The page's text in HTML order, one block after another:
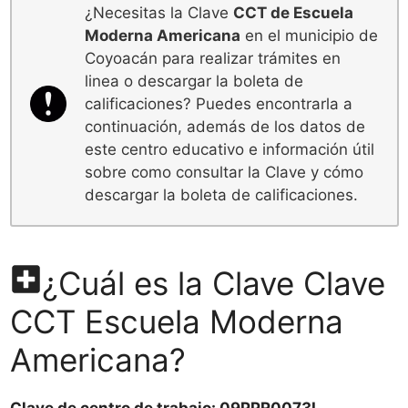
¿Necesitas la Clave CCT de Escuela
Moderna Americana en el municipio de
Coyoacán para realizar trámites en
linea o descargar la boleta de
calificaciones? Puedes encontrarla a
continuación, además de los datos de
este centro educativo e información útil
sobre como consultar la Clave y cómo
descargar la boleta de calificaciones.
¿Cuál es la Clave Clave
CCT Escuela Moderna
Americana?